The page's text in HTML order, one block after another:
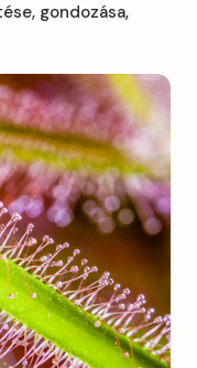
gondozása,